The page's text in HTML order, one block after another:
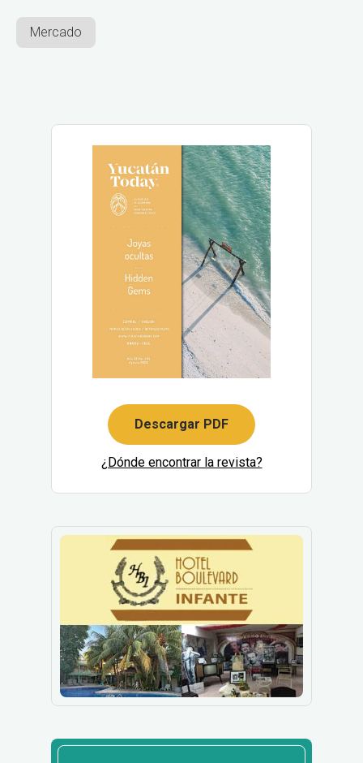
Mercado
Descargar PDF
¿Dónde encontrar la revista?